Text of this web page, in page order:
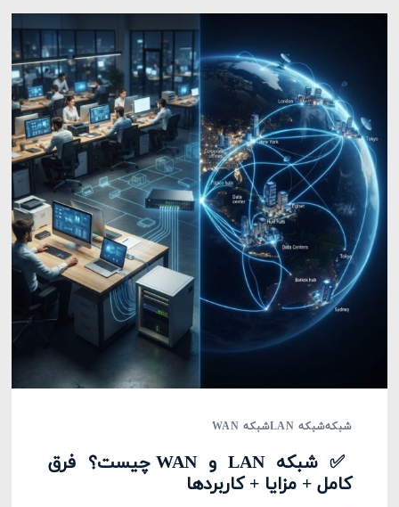
شبکهشبکه LAN شبکه WAN
✅ شبکه LAN و WAN چیست؟ فرق
کامل + مزایا + کاربردها